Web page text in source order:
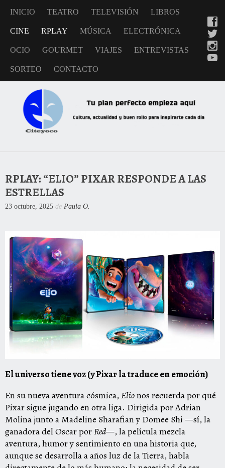
INICIO TEATRO TELEVISIÓN LIBROS
CINE RPLAY MÚSICA ELECTRÓNICA
OCIO GOURMET VIAJES ENTREVISTAS
SORTEO CONTACTO
RPLAY: “ELIO” PIXAR RESPONDE A LAS
ESTRELLAS
23 octubre, 2025 de Paula O.
El universo tiene voz (y Pixar la traduce en emoción)
En su nueva aventura cósmica,Elionos recuerda por qué
Pixar sigue jugando en otra liga. Dirigida por Adrian
Molina junto a Madeline Sharafian y Domee Shi —sí, la
ganadora del Oscar porRed—, la película mezcla
aventura, humor y sentimiento en una historia que,
aunque se desarrolla a años luz de la Tierra, habla